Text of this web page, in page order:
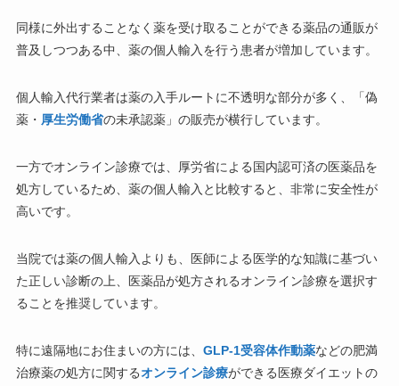
同様に外出することなく薬を受け取ることができる薬品の通販が
普及しつつある中、薬の個人輸入を行う患者が増加しています。
個人輸入代行業者は薬の入手ルートに不透明な部分が多く、「偽
薬・ 厚生労働省の未承認薬」の販売が横行しています。
一方でオンライン診療では、厚労省による国内認可済の医薬品を
処方しているため、薬の個人輸入と比較すると、非常に安全性が
高いです。
当院では薬の個人輸入よりも、医師による医学的な知識に基づい
た正しい診断の上、医薬品が処方されるオンライン診療を選択す
ることを推奨しています。
特に遠隔地にお住まいの方には、 GLP-1受容体作動薬などの肥満
治療薬の処方に関するオンライン診療ができる医療ダイエットの